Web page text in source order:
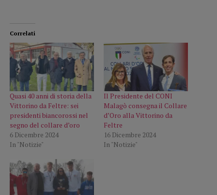
Correlati
Quasi 40 anni di storia della
Vittorino da Feltre: sei
presidenti biancorossi nel
segno del collare d’oro
6 Dicembre 2024
In "Notizie"
Il Presidente del CONI
Malagò consegna il Collare
d’Oro alla Vittorino da
Feltre
16 Dicembre 2024
In "Notizie"